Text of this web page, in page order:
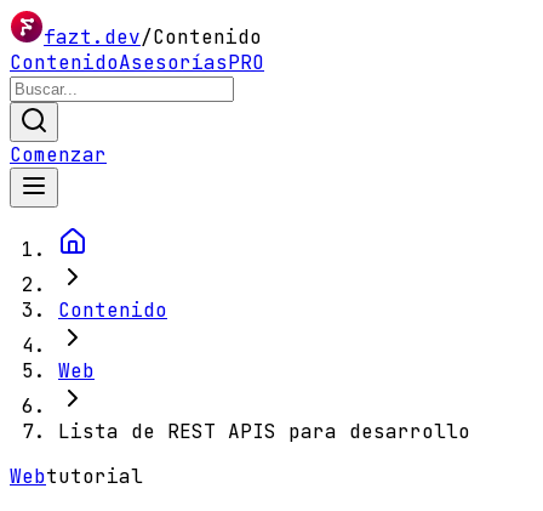
fazt.dev/Contenido
ContenidoAsesoríasPRO
Comenzar
Contenido
Web
Lista de REST APIS para desarrollo
Webtutorial